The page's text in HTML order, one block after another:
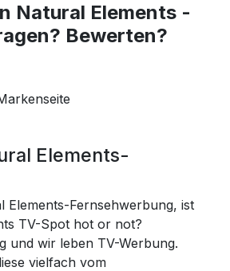
Natural Elements -
Bewerten?
Elements-
Elements-Fernsehwerbung, ist
TV-Spot hot or not?
und wir leben TV-Werbung.
vielfach vom